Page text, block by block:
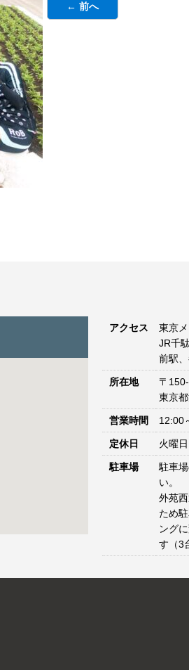
← 前へ
アクセス
東京
JR千
前駅
所在地
〒
東京
営業時間 12:00
定休日 火曜
駐車場
駐車
い。
外苑
ため
ング
す（3